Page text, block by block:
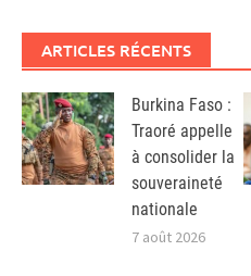
ARTICLES RÉCENTS
Burkina Faso :
Traoré appelle
à consolider la
souveraineté
nationale
7 août 2026